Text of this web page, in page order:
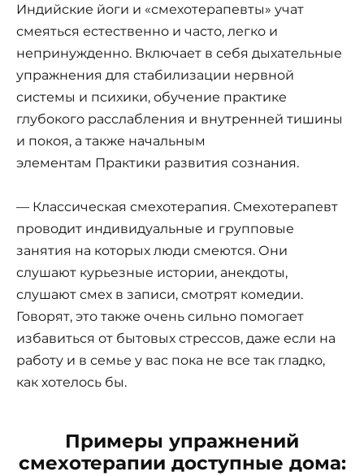
Индийские йоги и «смехотерапевты» учат
смеяться естественно и часто, легко и
непринужденно. Включает в себя дыхательные
упражнения для стабилизации нервной
системы и психики, обучение практике
глубокого расслабления и внутренней тишины
и покоя, а также начальным
элементам Практики развития сознания.
— Классическая смехотерапия. Смехотерапевт
проводит индивидуальные и групповые
занятия на которых люди смеются. Они
слушают курьезные истории, анекдоты,
слушают смех в записи, смотрят комедии.
Говорят, это также очень сильно помогает
избавиться от бытовых стрессов, даже если на
работу и в семье у вас пока не все так гладко,
как хотелось бы.
Примеры упражнений
смехотерапии доступные дома: